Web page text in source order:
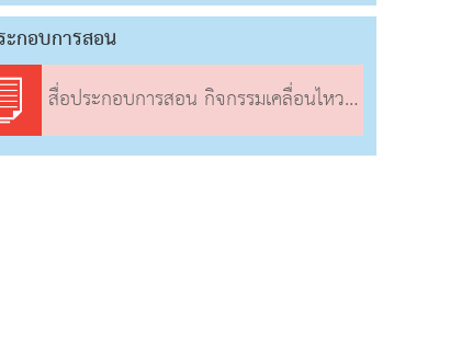
กอบการสอน
สื่อประกอบการสอน กิจกรรมเคลื่อนไหวและจังหวะ